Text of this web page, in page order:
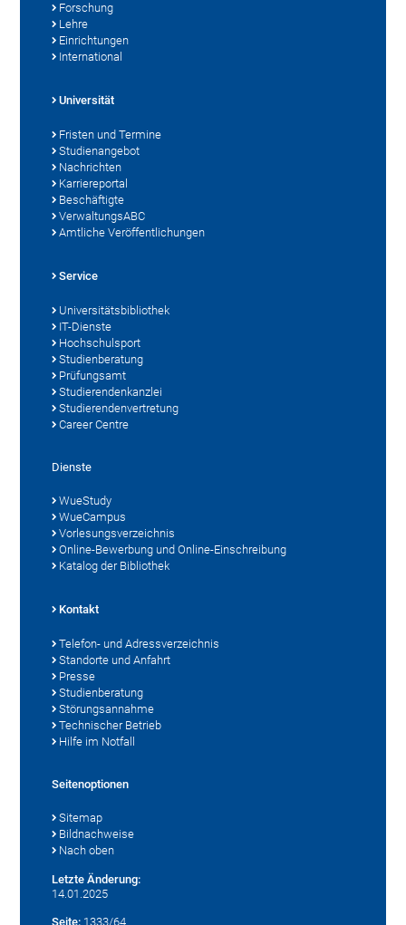
Forschung
Lehre
Einrichtungen
International
Universität
Fristen und Termine
Studienangebot
Nachrichten
Karriereportal
Beschäftigte
VerwaltungsABC
Amtliche Veröffentlichungen
Service
Universitätsbibliothek
IT-Dienste
Hochschulsport
Studienberatung
Prüfungsamt
Studierendenkanzlei
Studierendenvertretung
Career Centre
Dienste
WueStudy
WueCampus
Vorlesungsverzeichnis
Online-Bewerbung und Online-Einschreibung
Katalog der Bibliothek
Kontakt
Telefon- und Adressverzeichnis
Standorte und Anfahrt
Presse
Studienberatung
Störungsannahme
Technischer Betrieb
Hilfe im Notfall
Seitenoptionen
Sitemap
Bildnachweise
Nach oben
Letzte Änderung:
14.01.2025
Seite: 1333/64